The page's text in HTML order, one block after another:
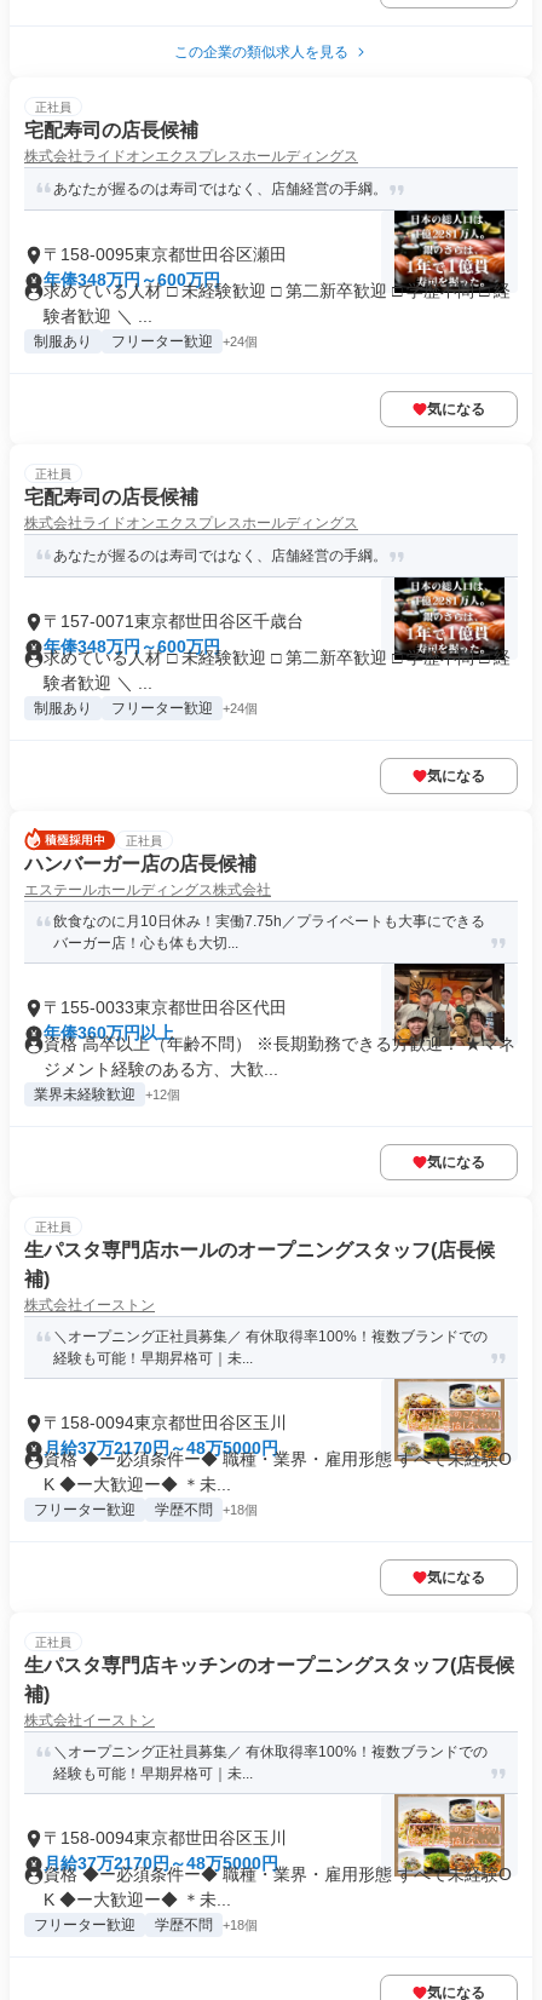
この企業の類似求人を見る
正社員
宅配寿司の店長候補
株式会社ライドオンエクスプレスホールディングス
あなたが握るのは寿司ではなく、店舗経営の手綱。
〒158-0095東京都世田谷区瀬田
年俸348万円～600万円
求めている人材 □ 未経験歓迎 □ 第二新卒歓迎 □ 学歴不問 □ 経
験者歓迎 ＼ ...
制服あり フリーター歓迎 +24個
気になる
正社員
宅配寿司の店長候補
株式会社ライドオンエクスプレスホールディングス
あなたが握るのは寿司ではなく、店舗経営の手綱。
〒157-0071東京都世田谷区千歳台
年俸348万円～600万円
求めている人材 □ 未経験歓迎 □ 第二新卒歓迎 □ 学歴不問 □ 経
験者歓迎 ＼ ...
制服あり フリーター歓迎 +24個
気になる
正社員
ハンバーガー店の店長候補
エステールホールディングス株式会社
飲食なのに月10日休み！実働7.75h／プライベートも大事にできる
バーガー店！心も体も大切...
〒155-0033東京都世田谷区代田
年俸360万円以上
資格 高卒以上（年齢不問） ※長期勤務できる方歓迎！ ★マネ
ジメント経験のある方、大歓...
業界未経験歓迎 +12個
気になる
正社員
生パスタ専門店ホールのオープニングスタッフ(店長候
補)
株式会社イーストン
＼オープニング正社員募集／ 有休取得率100%！複数ブランドでの
経験も可能！早期昇格可｜未...
〒158-0094東京都世田谷区玉川
月給37万2170円～48万5000円
資格 ◆ー必須条件ー◆ 職種・業界・雇用形態 すべて未経験O
K ◆ー大歓迎ー◆ ＊未...
フリーター歓迎 学歴不問 +18個
気になる
正社員
生パスタ専門店キッチンのオープニングスタッフ(店長候
補)
株式会社イーストン
＼オープニング正社員募集／ 有休取得率100%！複数ブランドでの
経験も可能！早期昇格可｜未...
〒158-0094東京都世田谷区玉川
月給37万2170円～48万5000円
資格 ◆ー必須条件ー◆ 職種・業界・雇用形態 すべて未経験O
K ◆ー大歓迎ー◆ ＊未...
フリーター歓迎 学歴不問 +18個
気になる